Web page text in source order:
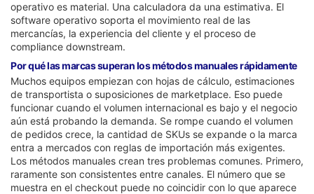
operativo es material. Una calculadora da una estimativa. El
software operativo soporta el movimiento real de las
mercancías, la experiencia del cliente y el proceso de
compliance downstream.
Por qué las marcas superan los métodos manuales rápidamente
Muchos equipos empiezan con hojas de cálculo, estimaciones
de transportista o suposiciones de marketplace. Eso puede
funcionar cuando el volumen internacional es bajo y el negocio
aún está probando la demanda. Se rompe cuando el volumen
de pedidos crece, la cantidad de SKUs se expande o la marca
entra a mercados con reglas de importación más exigentes.
Los métodos manuales crean tres problemas comunes. Primero,
raramente son consistentes entre canales. El número que se
muestra en el checkout puede no coincidir con lo que aparece